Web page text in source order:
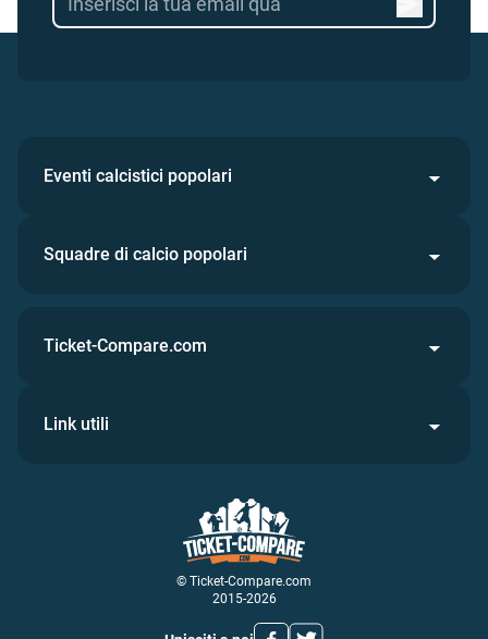
Eventi calcistici popolari
Squadre di calcio popolari
© Ticket-Compare.com
2015-2026
Ticket-Compare.com
Link utili